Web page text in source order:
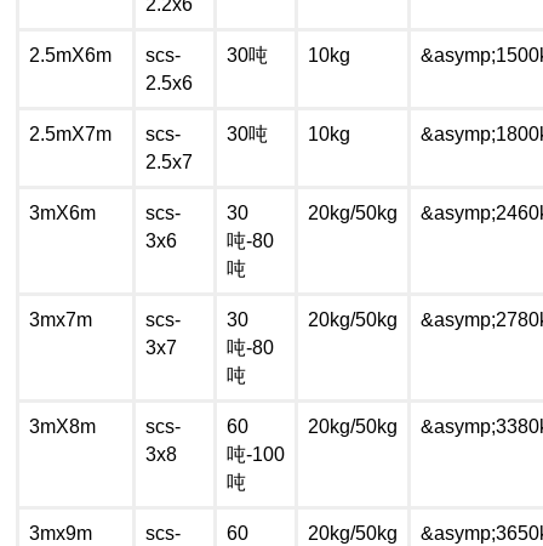
2.2x6
2.5mX6m
scs-
2.5x6
30吨 10kg
2.5mX7m
scs-
2.5x7
30吨 10kg
3mX6m
scs-
3x6
30
吨-80
吨
20kg/50kg
3mx7m
scs-
3x7
30
吨-80
吨
20kg/50kg
3mX8m
scs-
3x8
60
吨-100
吨
20kg/50kg
3mx9m
scs-
60
20kg/50kg